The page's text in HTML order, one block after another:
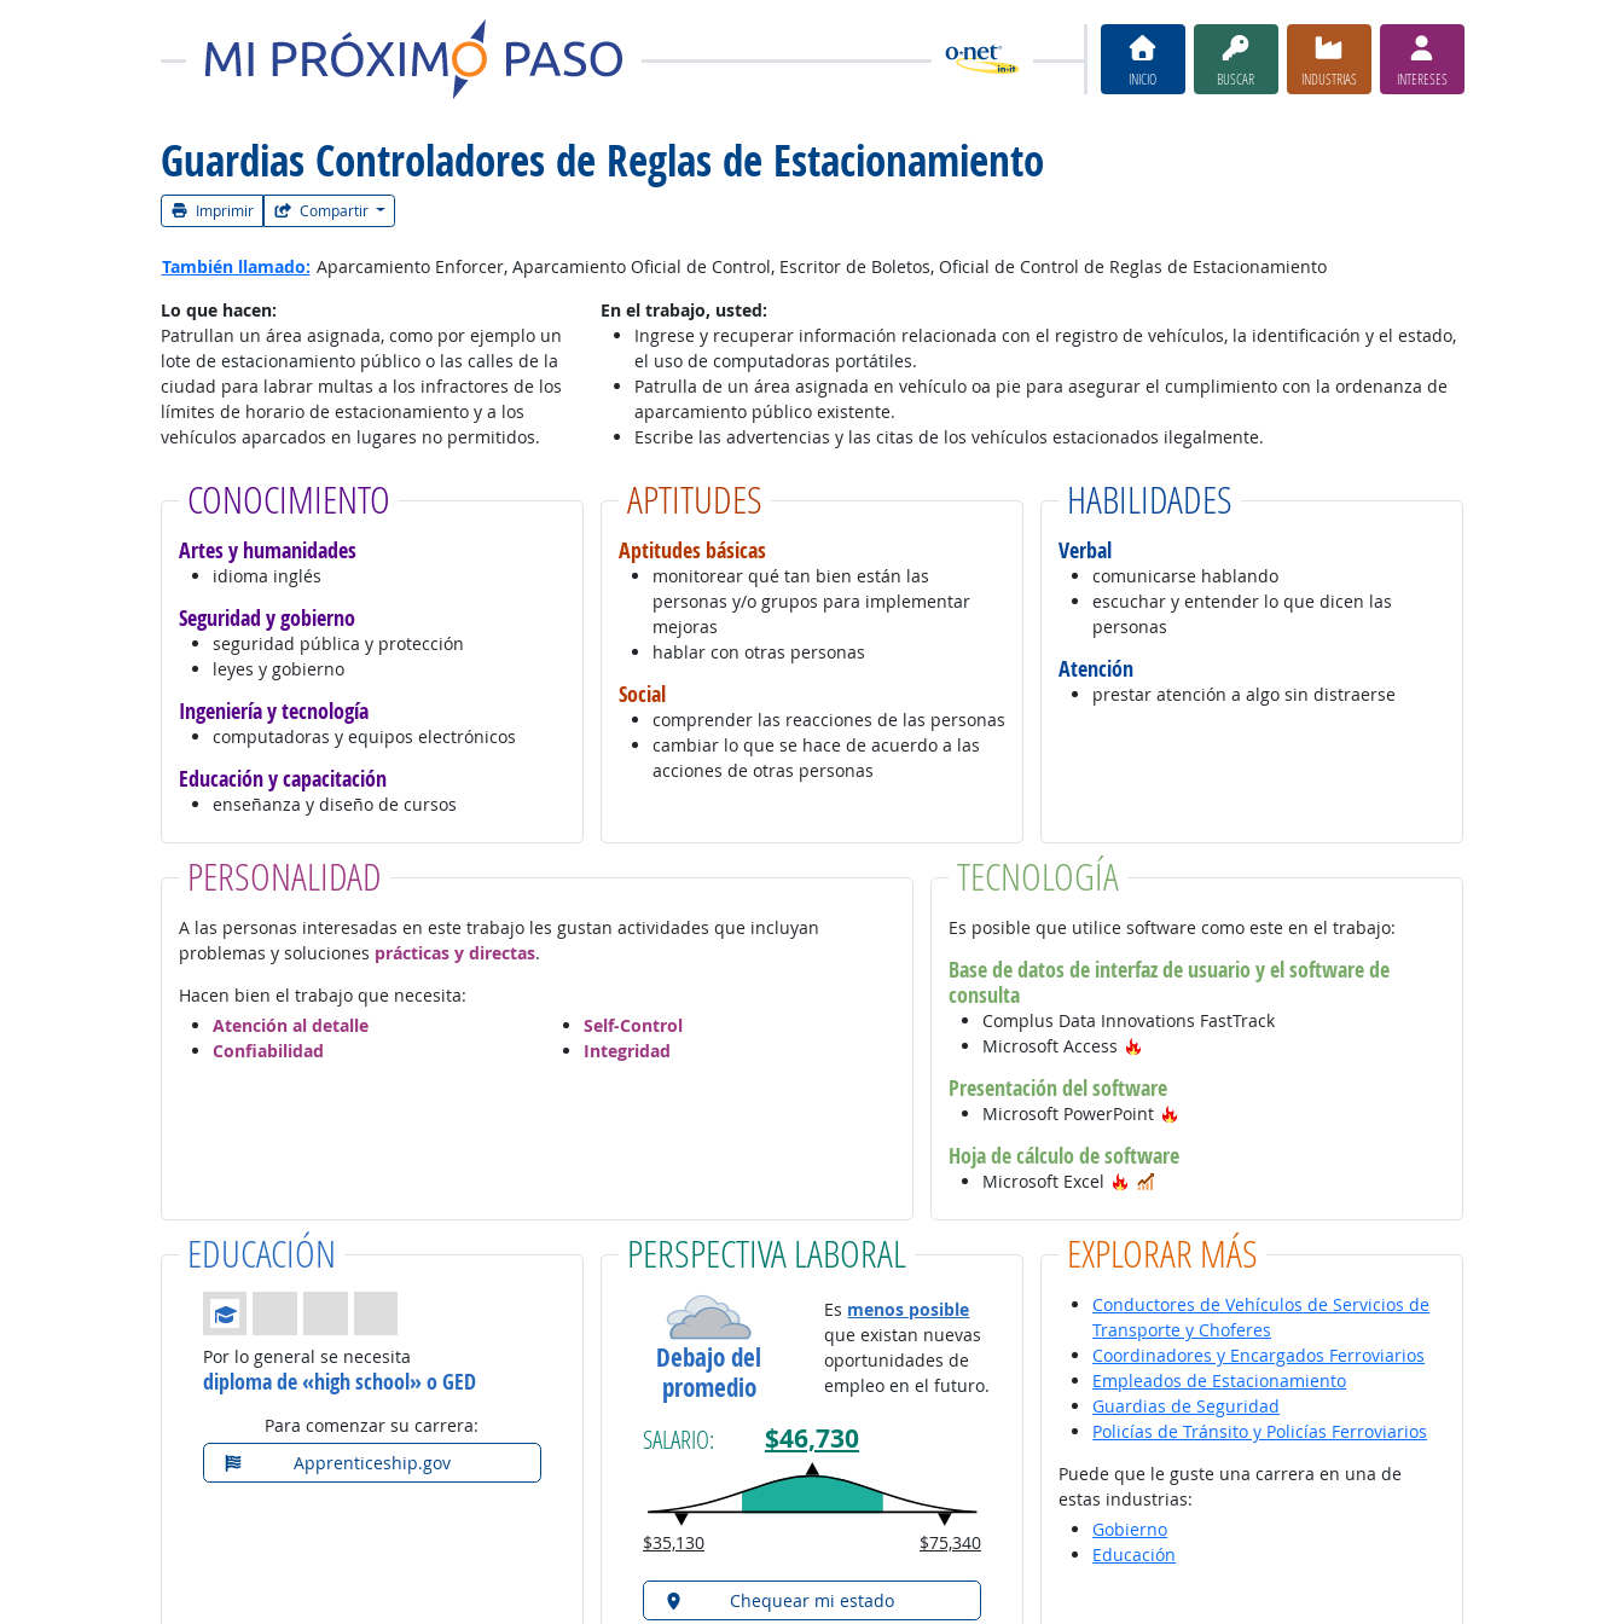
INICIO BUSCAR INDUSTRIAS INTERESES
Guardias Controladores de Reglas de Estacionamiento
Imprimir Compartir
También llamado: Aparcamiento Enforcer, Aparcamiento Oficial de Control, Escritor de Boletos, Oficial de Control de Reglas de Estacionamiento
Lo que hacen:
Patrullan un área asignada, como por ejemplo un
lote de estacionamiento público o las calles de la
ciudad para labrar multas a los infractores de los
límites de horario de estacionamiento y a los
vehículos aparcados en lugares no permitidos.
En el trabajo, usted:
Ingrese y recuperar información relacionada con el registro de vehículos, la identificación y el estado,
el uso de computadoras portátiles.
Patrulla de un área asignada en vehículo oa pie para asegurar el cumplimiento con la ordenanza de
aparcamiento público existente.
Escribe las advertencias y las citas de los vehículos estacionados ilegalmente.
CONOCIMIENTO
Artes y humanidades
idioma inglés
Seguridad y gobierno
seguridad pública y protección
leyes y gobierno
Ingeniería y tecnología
computadoras y equipos electrónicos
Educación y capacitación
enseñanza y diseño de cursos
APTITUDES
Aptitudes básicas
monitorear qué tan bien están las
personas y/o grupos para implementar
mejoras
hablar con otras personas
Social
comprender las reacciones de las personas
cambiar lo que se hace de acuerdo a las
acciones de otras personas
HABILIDADES
Verbal
comunicarse hablando
escuchar y entender lo que dicen las
personas
Atención
prestar atención a algo sin distraerse
PERSONALIDAD
A las personas interesadas en este trabajo les gustan actividades que incluyan
problemas y soluciones prácticas y directas.
Hacen bien el trabajo que necesita:
Atención al detalle
Confiabilidad
Self-Control
Integridad
TECNOLOGÍA
Es posible que utilice software como este en el trabajo:
Base de datos de interfaz de usuario y el software de
consulta
Complus Data Innovations FastTrack
Microsoft Access
Presentación del software
Microsoft PowerPoint
Hoja de cálculo de software
Microsoft Excel Tecnología de moda
EDUCACIÓN
Educación: (Calificación 1 de 4)
Por lo general se necesita
diploma de «high school» o GED
Para comenzar su carrera:
Apprenticeship.gov
PERSPECTIVA LABORAL
Debajo del
promedio
Es menos posible
que existan nuevas
oportunidades de
empleo en el futuro.
SALARIO: $46,730
$35,130 $75,340
Chequear mi estado
EXPLORAR MÁS
Conductores de Vehículos de Servicios de
Transporte y Choferes
Coordinadores y Encargados Ferroviarios
Empleados de Estacionamiento
Guardias de Seguridad
Policías de Tránsito y Policías Ferroviarios
Puede que le guste una carrera en una de
estas industrias:
Gobierno
Educación